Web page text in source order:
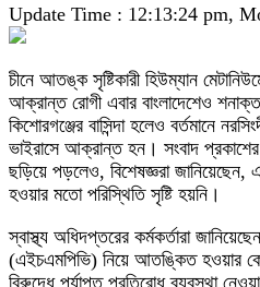
Update Time : 12:13:24 pm,
চীনে আতঙ্ক সৃষ্টিকারী হিউম্যান
আক্রান্ত রোগী এবার বাংলাদেশেও
কিশোরগঞ্জের বাসিন্দা হলেও বর্তমানে
ভাইরাসে আক্রান্ত হন। সংবাদ
ছড়িয়ে পড়লেও, বিশেষজ্ঞরা
হওয়ার মতো পরিস্থিতি সৃষ্টি হয়নি।
স্বাস্থ্য অধিদপ্তরের কর্মকর্তারা
(এইচএমপিভি) নিয়ে আতঙ্কিত হওয়ার
বিরুদ্ধে পর্যাপ্ত প্রতিরোধ ব্যবস্থা